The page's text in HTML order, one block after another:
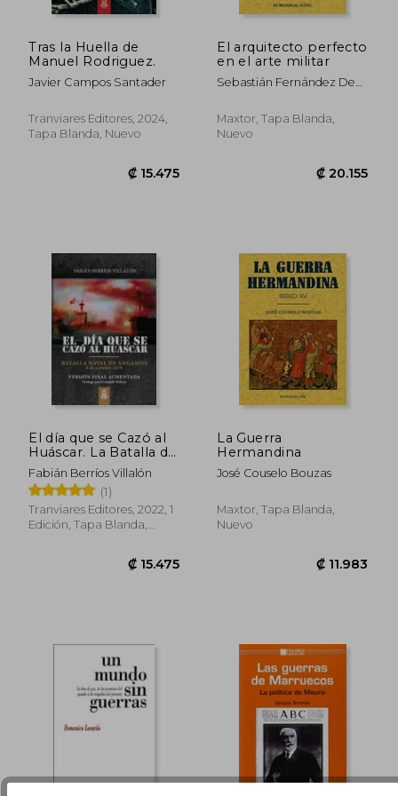
₡ 10.855
Tras la Huella de
Manuel Rodriguez.
Javier Campos Santader
Tranviares Editores, 2024,
Tapa Blanda, Nuevo
El arquitecto perfecto
en el arte militar
Sebastián Fernández De
Maxtor, Tapa Blanda,
Nuevo
El día que se Cazó al
Huáscar. La Batalla de
Angamos. Versión
Final
Fabián Berríos Villalón
(1)
Tranviares Editores, 2022, 1
Edición, Tapa Blanda,
La Guerra
Hermandina
José Couselo Bouzas
Maxtor, Tapa Blanda,
Nuevo